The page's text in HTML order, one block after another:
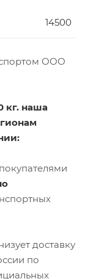
14500
ООО
кг. наша
доставку
по